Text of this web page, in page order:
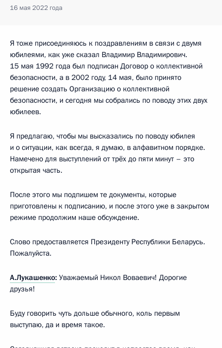
16 мая 2022 года
Я тоже присоединяюсь к поздравлениям в связи с двумя
юбилеями, как уже сказал Владимир Владимирович.
15 мая 1992 года был подписан Договор о коллективной
безопасности, а в 2002 году, 14 мая, было принято
решение создать Организацию о коллективной
безопасности, и сегодня мы собрались по поводу этих двух
юбилеев.
Я предлагаю, чтобы мы высказались по поводу юбилея
и о ситуации, как всегда, я думаю, в алфавитном порядке.
Намечено для выступлений от трёх до пяти минут – это
открытая часть.
После этого мы подпишем те документы, которые
приготовлены к подписанию, и после этого уже в закрытом
режиме продолжим наше обсуждение.
Слово предоставляется Президенту Республики Беларусь.
Пожалуйста.
А.Лукашенко: Уважаемый Никол Воваевич! Дорогие
друзья!
Буду говорить чуть дольше обычного, коль первым
выступаю, да и время такое.